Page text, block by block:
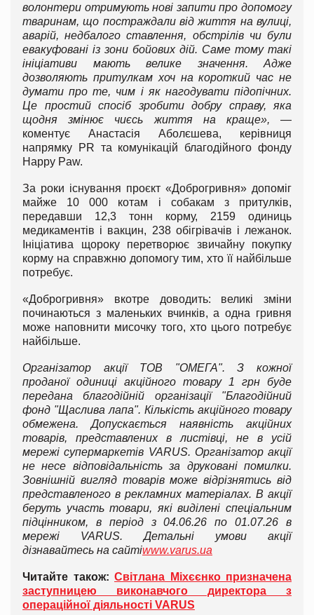
волонтери отримують нові запити про допомогу
тваринам, що постраждали від життя на вулиці,
аварій, недбалого ставлення, обстрілів чи були
евакуфовані із зони бойових дій. Саме тому такі
ініціативи мають велике значення. Адже
дозволяють притулкам хоч на короткий час не
думати про те, чим і як нагодувати підопічних.
Це простий спосіб зробити добру справу, яка
щодня змінює чиєсь життя на краще», —
коментує Анастасія Аболєшева, керівниця
напрямку PR та комунікацій благодійного фонду
Happy Paw.
За роки існування проєкт «Доброгривня» допоміг
майже 10 000 котам і собакам з притулків,
передавши 12,3 тонн корму, 2159 одиниць
медикаментів і вакцин, 238 обігрівачів і лежанок.
Ініціатива щороку перетворює звичайну покупку
корму на справжню допомогу тим, хто її найбільше
потребує.
«Доброгривня» вкотре доводить: великі зміни
починаються з маленьких вчинків, а одна гривня
може наповнити мисочку того, хто цього потребує
найбільше.
Організатор акції ТОВ "ОМЕГА". З кожної
проданої одиниці акційного товару 1 грн буде
передана благодійній організації "Благодійний
фонд "Щаслива лапа". Кількість акційного товару
обмежена. Допускається наявність акційних
товарів, представлених в листівці, не в усій
мережі супермаркетів VARUS. Організатор акції
не несе відповідальність за друковані помилки.
Зовнішній вигляд товарів може відрізнятись від
представленого в рекламних матеріалах. В акції
беруть участь товари, які виділені спеціальним
підцінником, в період з 04.06.26 по 01.07.26 в
мережі VARUS. Детальні умови акції
дізнавайтесь на сайтіwww.varus.ua
Читайте також: Світлана Міхєєнко призначена
заступницею виконавчого директора з
операційної діяльності VARUS